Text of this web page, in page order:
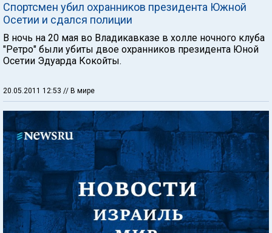
Спортсмен убил охранников президента Южной
Осетии и сдался полиции
В ночь на 20 мая во Владикавказе в холле ночного клуба
"Ретро" были убиты двое охранников президента Юной
Осетии Эдуарда Кокойты.
20.05.2011 12:53 // В мире